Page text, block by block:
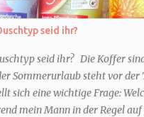
seid ihr?
seid ihr? Die Koffer
Sommerurlaub steht vor der
sich eine wichtige Frage:
mein Mann in der Regel auf